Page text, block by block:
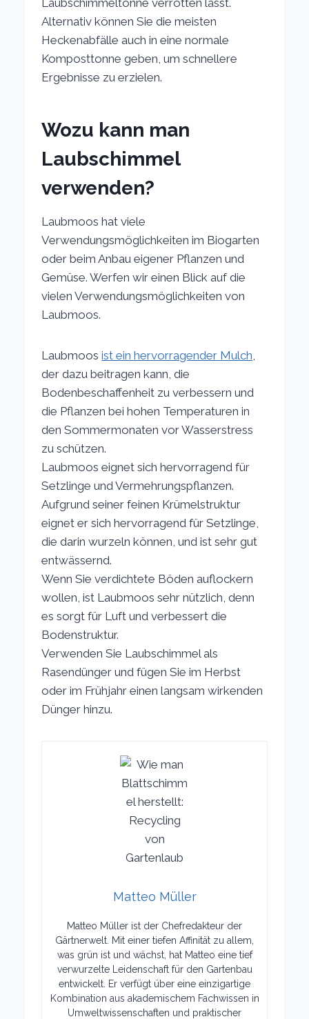
Alternativ können Sie die meisten
Heckenabfälle auch in eine normale
Komposttonne geben, um schnellere
Ergebnisse zu erzielen.
Wozu kann man
Laubschimmel
verwenden?
Laubmoos hat viele
Verwendungsmöglichkeiten im Biogarten
oder beim Anbau eigener Pflanzen und
Gemüse. Werfen wir einen Blick auf die
vielen Verwendungsmöglichkeiten von
Laubmoos.
Laubmoosist ein hervorragender Mulch
der dazu beitragen kann, die
Bodenbeschaffenheit zu verbessern und
die Pflanzen bei hohen Temperaturen in
den Sommermonaten vor Wasserstress
zu schützen.
Laubmoos eignet sich hervorragend für
Setzlinge und Vermehrungspflanzen.
Aufgrund seiner feinen Krümelstruktur
eignet er sich hervorragend für Setzlinge,
die darin wurzeln können, und ist sehr gut
entwässernd.
Wenn Sie verdichtete Böden auflockern
wollen, ist Laubmoos sehr nützlich, denn
es sorgt für Luft und verbessert die
Bodenstruktur.
Verwenden Sie Laubschimmel als
Rasendünger und fügen Sie im Herbst
oder im Frühjahr einen langsam wirkenden
Dünger hinzu.
Matteo Müller
Matteo Müller ist der Chefredakteur der
Gärtnerwelt. Mit einer tiefen Affinität zu allem,
was grün ist und wächst, hat Matteo eine tief
verwurzelte Leidenschaft für den Gartenbau
entwickelt. Er verfügt über eine einzigartige
Kombination aus akademischem Fachwissen in
Umweltwissenschaften und praktischer